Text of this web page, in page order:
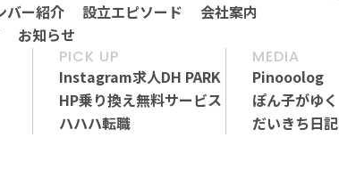
バー紹介
バー紹介
設立エピソード
会社案内
お知らせ
お知らせPICK UP
Instagram求人DH PARK
HP乗り換え無料サービス
ハハハ転職
MEDIA
Pinooolog
ぽん子がゆく
だいきち日記